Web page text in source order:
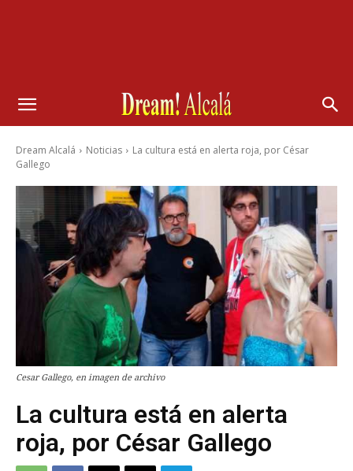
Dream Alcalá Noticias
La cultura está en alerta roja, por César
Gallego
Cesar Gallego, en imagen de archivo
La cultura está en alerta
roja, por César Gallego